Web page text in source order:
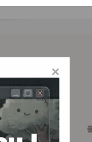
×